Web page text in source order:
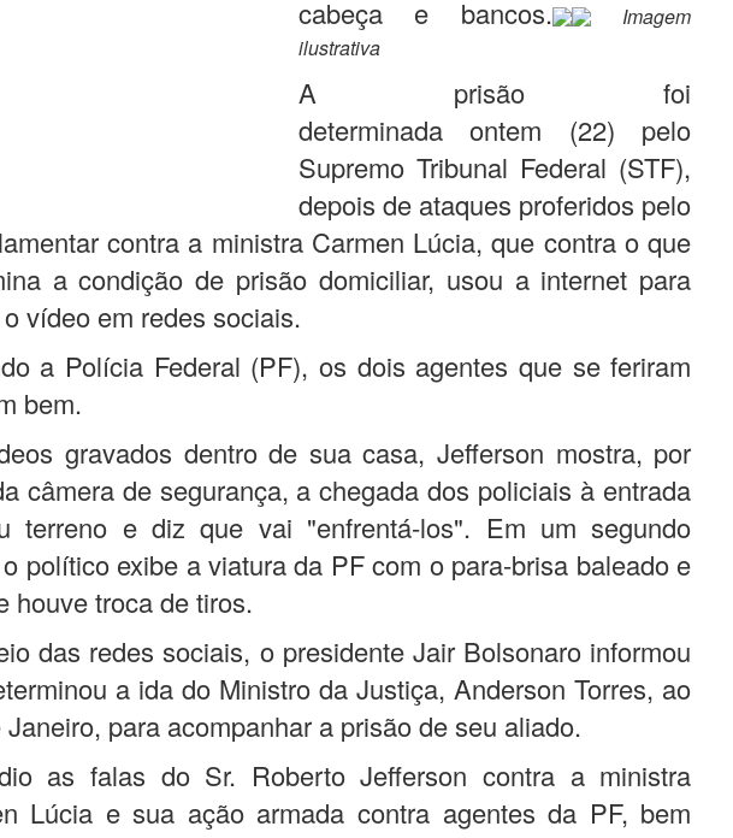
cabeça e bancos.
Imagem
ilustrativa
A prisão foi
determinada ontem (22) pelo
Supremo Tribunal Federal (STF),
depois de ataques proferidos pelo
contra a ministra Carmen Lúcia, que contra o que
a condição de prisão domiciliar, usou a internet para
vídeo em redes sociais.
a Polícia Federal (PF), os dois agentes que se feriram
bem.
gravados dentro de sua casa, Jefferson mostra, por
câmera de segurança, a chegada dos policiais à entrada
terreno e diz que vai "enfrentá-los". Em um segundo
político exibe a viatura da PF com o para-brisa baleado e
houve troca de tiros.
das redes sociais, o presidente Jair Bolsonaro informou
a ida do Ministro da Justiça, Anderson Torres, ao
Janeiro, para acompanhar a prisão de seu aliado.
as falas do Sr. Roberto Jefferson contra a ministra
Lúcia e sua ação armada contra agentes da PF, bem